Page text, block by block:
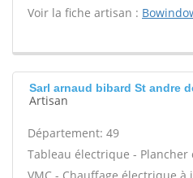
Voir la fiche artisan :
Sarl arnaud bibard St andre
Artisan
Département: 49
Tableau électrique -